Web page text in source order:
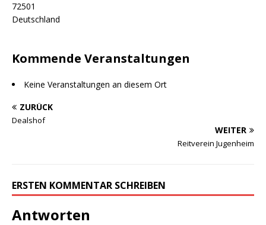
72501
Deutschland
Kommende Veranstaltungen
Keine Veranstaltungen an diesem Ort
ZURÜCK
Dealshof
WEITER
Reitverein Jugenheim
ERSTEN KOMMENTAR SCHREIBEN
Antworten